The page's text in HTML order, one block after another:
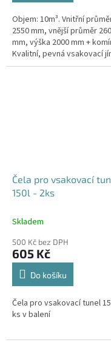
hvězdiček.
Objem: 10m³. Vnitřní
2550 mm, vnější průměr
mm, výška 2000 mm +
Kvalitní, pevná vsakovací
(nádrž) bez potřeby
Čela pro vsakovací
150l - 2ks
Skladem
500 Kč bez DPH
605 Kč
Do košíku
Čela pro vsakovací tunel
ks v balení